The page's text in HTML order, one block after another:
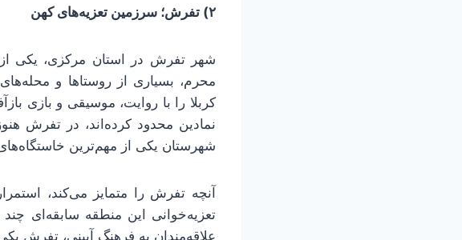
۲) تفرش؛ سرزمین تعزیه‌های کهن
شهر تفرش در استان مرکزی، یکی
محرم، بسیاری از روستاها و
کربلا را با روایت، موسیقی و بازی
نمادین محدود کرده‌اند، در تفرش
شهرستان یکی از مهم‌ترین
آنچه تفرش را متمایز می‌کند،
تعزیه‌خوانی این منطقه سابقه‌ای
علاقه‌مندان به فرهنگ آیینی،